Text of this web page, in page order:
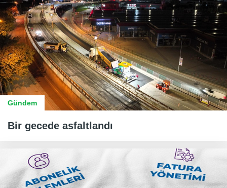
Gündem
Bir gecede asfaltlandı